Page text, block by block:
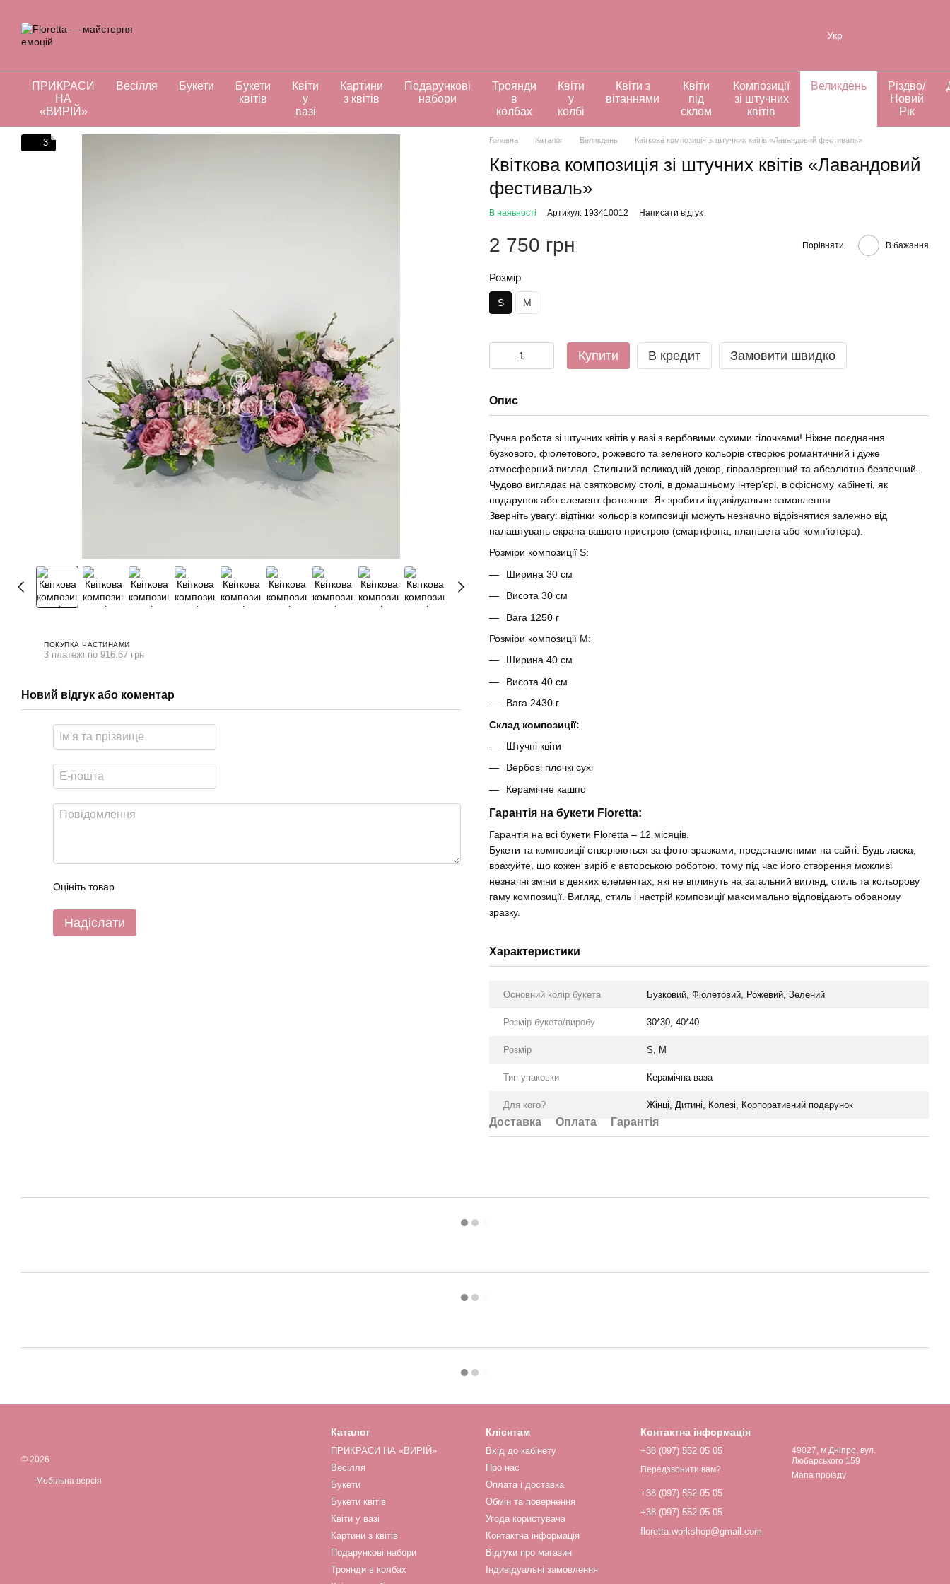
Укр
ПРИКРАСИ
НА
«ВИРІЙ»
Весілля Букети
Букети
квітів
Квіти
у
вазі
Картини
з квітів
Подарункові
набори
Троянди
в
колбах
Квіти
у
колбі
Квіти з
вітаннями
Квіти
під
склом
Композиції
зі штучних
квітів
Великдень
Різдво/
Новий
Рік
3
ПОКУПКА ЧАСТИНАМИ
3 платежі по 916.67 грн
Новий відгук або коментар
Оцініть товар
Надіслати
Головна Каталог Великдень Квіткова композиція зі штучних квітів «Лавандовий фестиваль»
Квіткова композиція зі штучних квітів «Лавандовий
фестиваль»
В наявності Артикул: 193410012 Написати відгук
2 750 грн Порівняти В бажання
Розмір
S M
Купити В кредит Замовити швидко
Опис
Ручна робота зі штучних квітів у вазі з вербовими сухими гілочками! Ніжне поєднання
бузкового, фіолетового, рожевого та зеленого кольорів створює романтичний і дуже
атмосферний вигляд. Стильний великодній декор, гіпоалергенний та абсолютно безпечний.
Чудово виглядає на святковому столі, в домашньому інтер’єрі, в офісному кабінеті, як
подарунок або елемент фотозони. Як зробити індивідуальне замовлення
Зверніть увагу: відтінки кольорів композиції можуть незначно відрізнятися залежно від
налаштувань екрана вашого пристрою (смартфона, планшета або комп’ютера).
Розміри композиції S:
Ширина 30 см
Висота 30 см
Вага 1250 г
Розміри композиції M:
Ширина 40 см
Висота 40 см
Вага 2430 г
Склад композиції:
Штучні квіти
Вербові гілочкі сухі
Керамічне кашпо
Гарантія на букети Floretta:
Гарантія на всі букети Floretta – 12 місяців.
Букети та композиції створюються за фото-зразками, представленими на сайті. Будь ласка,
врахуйте, що кожен виріб є авторською роботою, тому під час його створення можливі
незначні зміни в деяких елементах, які не вплинуть на загальний вигляд, стиль та кольорову
гаму композиції. Вигляд, стиль і настрій композиції максимально відповідають обраному
зразку.
Характеристики
Основний колір букета Бузковий, Фіолетовий, Рожевий, Зелений
Розмір букета/виробу 30*30, 40*40
Розмір S, M
Тип упаковки Керамічна ваза
Для кого? Жінці, Дитині, Колезі, Корпоративний подарунок
Доставка Оплата Гарантія
© 2026
Мобільна версія
Каталог
ПРИКРАСИ НА «ВИРІЙ»
Весілля
Букети
Букети квітів
Квіти у вазі
Картини з квітів
Подарункові набори
Троянди в колбах
Клієнтам
Вхід до кабінету
Про нас
Оплата і доставка
Обмін та повернення
Угода користувача
Контактна інформація
Відгуки про магазин
Індивідуальні замовлення
Контактна інформація
+38 (097) 552 05 05
Передзвонити вам?
+38 (097) 552 05 05
+38 (097) 552 05 05
floretta.workshop@gmail.com
49027, м Дніпро, вул.
Любарського 159
Мапа проїзду